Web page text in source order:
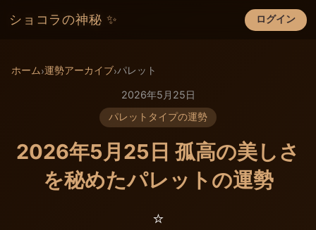
ショコラの神秘 ✨ ログイン
×
ホーム›運勢アーカイブ›パレット
2026年5月25日
パレットタイプの運勢
2026年5月25日 孤高の美しさ
を秘めたパレットの運勢
⭐️